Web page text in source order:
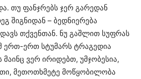
თუ ფანჯრებს ჯერ გარედან
შიგნიდან – ბედნიერება
თქვენთან. ნუ გაშლით სუფრას
ერთ-ერთ სტუმარს ტრაგედია
მაინც ვერ ირიდებთ, უმჯობესია,
მეთოთხმეტე მოწყობილობა